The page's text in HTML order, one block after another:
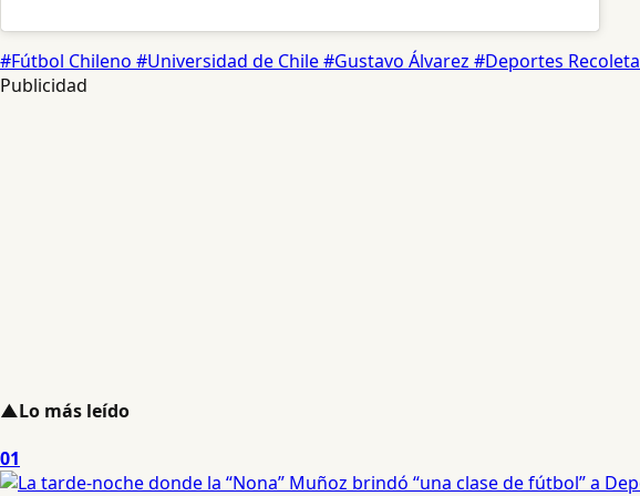
#Fútbol Chileno #Universidad de Chile#Gustavo Álvarez #Deportes Recoleta
Publicidad
▲Lo más leído
01